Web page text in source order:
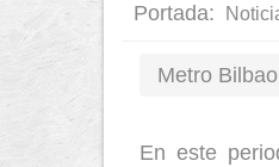
Portada:
Metro
En este